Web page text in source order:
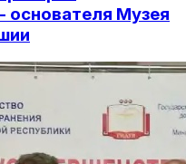
основателя Музея